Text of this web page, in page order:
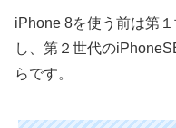
iPhone 8を使う前は第
し、第２世代の
らです。